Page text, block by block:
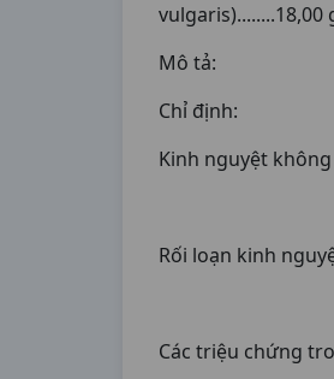
Mô tả:
Chỉ định:
Kinh nguyệt
Rối loạn kinh
Các triệu chứng